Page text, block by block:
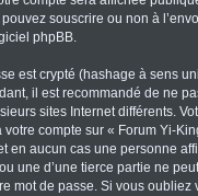
souscrire ou non à
phpBB.
est crypté (hashage à sens
il est recommandé de ne
sites Internet différents.
votre compte sur « Forum Yi-
en aucun cas une personne
une d’une tierce partie ne
mot de passe. Si vous oubliez